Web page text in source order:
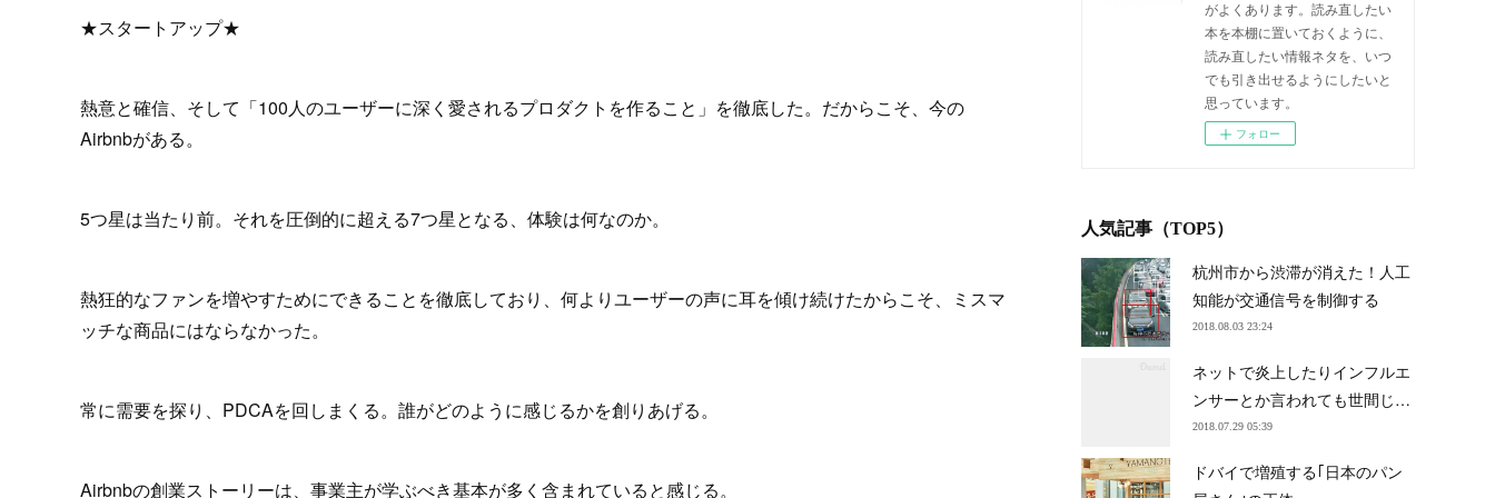
★スタートアップ★
熱意と確信、そして「100人のユーザーに深く愛されるプロダクトを作ること」を徹底した。だからこそ、今の
Airbnbがある。
5つ星は当たり前。それを圧倒的に超える7つ星となる、体験は何なのか。
熱狂的なファンを増やすためにできることを徹底しており、何よりユーザーの声に耳を傾け続けたからこそ、ミスマ
ッチな商品にはならなかった。
常に需要を探り、PDCAを回しまくる。誰がどのように感じるかを創りあげる。
Airbnbの創業ストーリーは、事業主が学ぶべき基本が多く含まれていると感じる。
がよくあります。読み直したい
本を本棚に置いておくように、
読み直したい情報ネタを、いつ
でも引き出せるようにしたいと
思っています。
フォロー
人気記事（TOP5）
杭州市から渋滞が消えた！人工
知能が交通信号を制御する
2018.08.03 23:24
ネットで炎上したりインフルエ
ンサーとか言われても世間じ…
2018.07.29 05:39
ドバイで増殖する｢日本のパン